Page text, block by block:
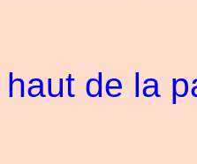
haut de la